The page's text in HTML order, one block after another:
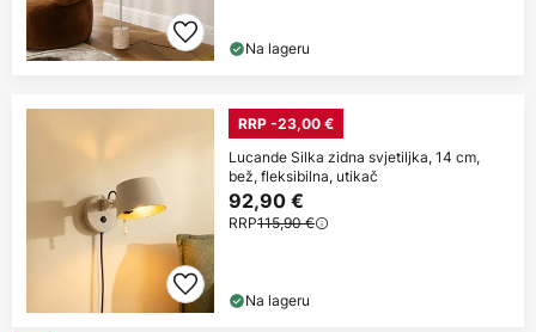
Na lageru
RRP -23,00 €
Lucande Silka zidna svjetiljka, 14 cm,
bež, fleksibilna, utikač
92,90 €
RRP115,90 €
Na lageru